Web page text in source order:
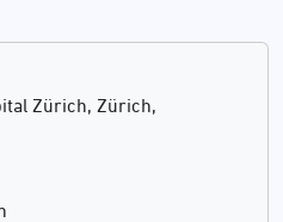
Zürich, Zürich,